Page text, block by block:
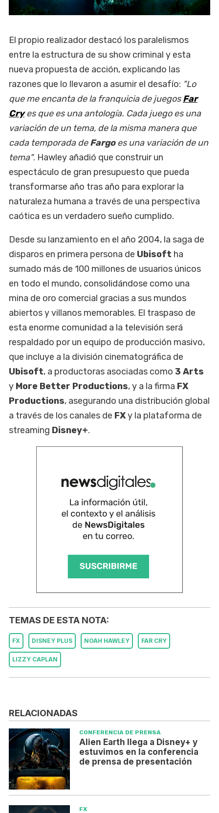
El propio realizador destacó los paralelismos
entre la estructura de su show criminal y esta
nueva propuesta de acción, explicando las
razones que lo llevaron a asumir el desafío: "Lo
que me encanta de la franquicia de juegosFar
Cry es que es una antología. Cada juego es una
variación de un tema, de la misma manera que
cada temporada deFargoes una variación de un
tema". Hawley añadió que construir un
espectáculo de gran presupuesto que pueda
transformarse año tras año para explorar la
naturaleza humana a través de una perspectiva
caótica es un verdadero sueño cumplido.
Desde su lanzamiento en el año 2004, la saga de
disparos en primera persona de Ubisoft ha
sumado más de 100 millones de usuarios únicos
en todo el mundo, consolidándose como una
mina de oro comercial gracias a sus mundos
abiertos y villanos memorables. El traspaso de
esta enorme comunidad a la televisión será
respaldado por un equipo de producción masivo,
que incluye a la división cinematográfica de
Ubisoft, a productoras asociadas como 3 Arts
y More Better Productions, y a la firma FX
Productions, asegurando una distribución global
a través de los canales de FXy la plataforma de
streaming Disney+.
TEMAS DE ESTA NOTA:
FX DISNEY PLUS NOAH HAWLEY FAR CRY
LIZZY CAPLAN
RELACIONADAS
CONFERENCIA DE PRENSA
Alien Earth llega a Disney+ y
estuvimos en la conferencia
de prensa de presentación
FX